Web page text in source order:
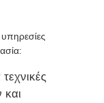
και